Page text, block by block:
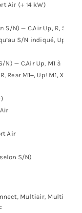
Air (+ 14 kW)
N) — C.Air Up, R, S1
S/N indiqué, Up! S1,
N) — C.Air Up, M1 à
M1+, Up! M1, X-Up!
Air
S/N)
Multiair, Multiair 9